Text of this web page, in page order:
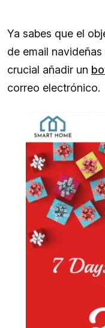
Ya sabes que el
de email
crucial añadir un
correo electrónico.